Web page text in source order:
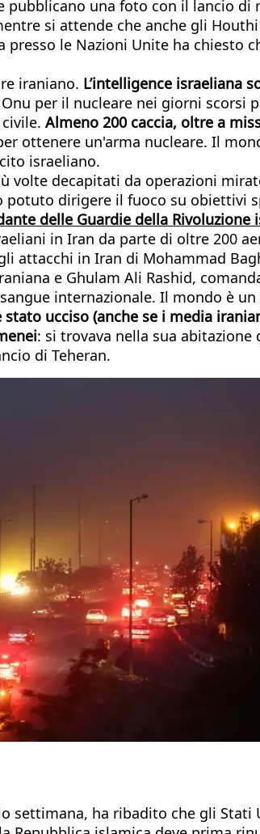
pubblicano una foto con il lancio di
si attende che anche gli
le Nazioni Unite ha chiesto
iraniano. L’intelligence israeliana
Onu per il nucleare nei giorni
Almeno 200 caccia, oltre a
ottenere un'arma nucleare. Il
israeliano.
volte decapitati da operazioni
dirigere il fuoco su obiettivi
delle Guardie della
in Iran da parte di oltre 200
attacchi in Iran di Mohammad
e Ghulam Ali Rashid,
internazionale. Il mondo è
stato ucciso (anche se i media
: si trovava nella sua
di Teheran.
settimana, ha ribadito che gli